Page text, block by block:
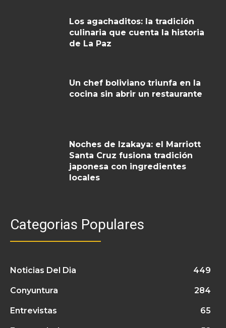
Los agachaditos: la tradición
culinaria que cuenta la historia
de La Paz
Un chef boliviano triunfa en la
cocina sin abrir un restaurante
Noches de Izakaya: el Marriott
Santa Cruz fusiona tradición
japonesa con ingredientes
locales
Categorias Populares
Noticias Del Dia 449
Conyuntura 284
Entrevistas 65